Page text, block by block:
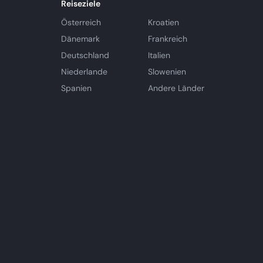
Reiseziele
Österreich
Kroatien
Dänemark
Frankreich
Deutschland
Italien
Niederlande
Slowenien
Spanien
Andere Länder